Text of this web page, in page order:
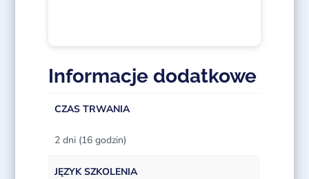
Informacje dodatkowe
CZAS TRWANIA
2 dni (16 godzin)
JĘZYK SZKOLENIA